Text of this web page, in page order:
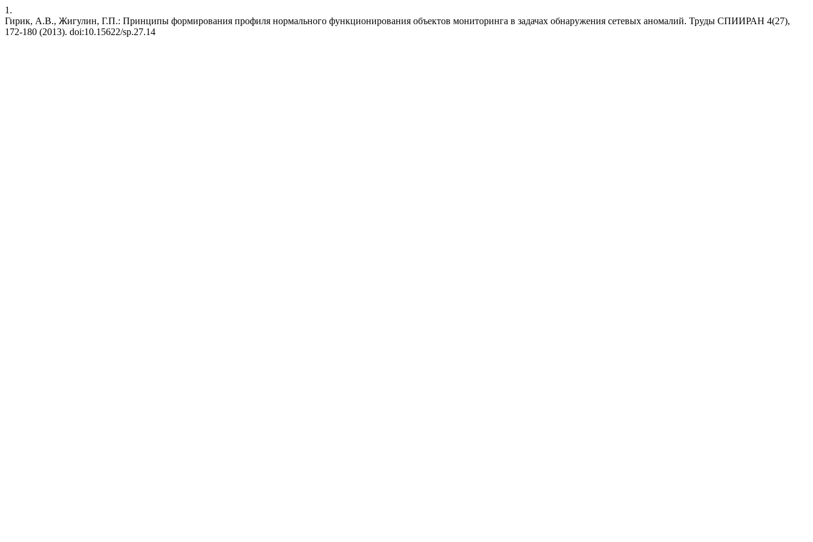
1.
Гирик, А.В., Жигулин, Г.П.: Принципы формирования профиля нормального функционирования объектов мониторинга в задачах обнаружения сетевых аномалий. Труды СПИИРАН 4(27),
172-180 (2013). doi:10.15622/sp.27.14